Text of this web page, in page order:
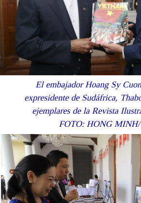
El embajador Hoang Sy
expresidente de Sudáfrica,
ejemplares de la Revista
FOTO: HONG